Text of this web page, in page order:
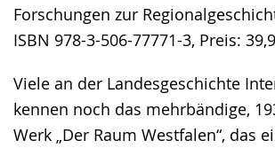
Forschungen zur
ISBN 978-3-506-77771-3, Preis:
Viele an der Landesgeschichte
kennen noch das mehrbändige,
Werk „Der Raum Westfalen“, das